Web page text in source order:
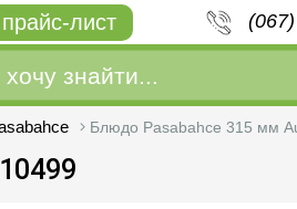
лист
Блюдо Pasabahce 315 мм